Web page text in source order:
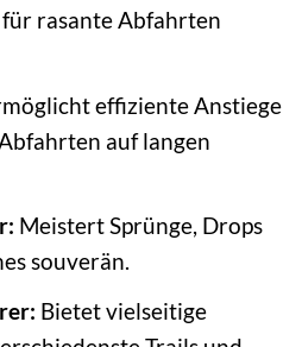
rasante Abfahrten
effiziente Anstiege
auf langen
Meistert Sprünge, Drops
souverän.
Bietet vielseitige